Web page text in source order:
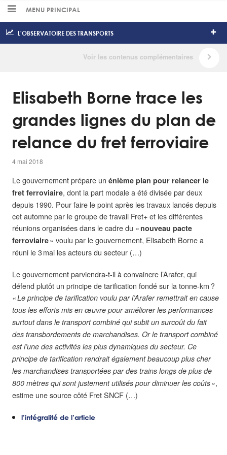
MENU PRINCIPAL
L'OBSERVATOIRE DES TRANSPORTS
Elisabeth Borne trace les
grandes lignes du plan de
relance du fret ferroviaire
4 mai 2018
Le gouvernement prépare un énième plan pour relancer le
fret ferroviaire, dont la part modale a été divisée par deux
depuis 1990. Pour faire le point après les travaux lancés depuis
cet automne par le groupe de travail Fret+ et les différentes
réunions organisées dans le cadre du « nouveau pacte
ferroviaire» voulu par le gouvernement, Elisabeth Borne a
réuni le 3 mai les acteurs du secteur (…)
Le gouvernement parviendra-t-il à convaincre l’Arafer, qui
défend plutôt un principe de tarification fondé sur la tonne-km ?
« Le principe de tarification voulu par l’Arafer remettrait en cause
tous les efforts mis en œuvre pour améliorer les performances
surtout dans le transport combiné qui subit un surcoût du fait
des transbordements de marchandises. Or le transport combiné
est l’une des activités les plus dynamiques du secteur. Ce
principe de tarification rendrait également beaucoup plus cher
les marchandises transportées par des trains longs de plus de
800 mètres qui sont justement utilisés pour diminuer les coûts »,
estime une source côté Fret SNCF (…)
l’intégralité de l’article